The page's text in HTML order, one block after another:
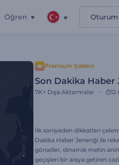
Öğren Oturum
Premium Şablon
Son Dakika Haber
7K+ Dışa Aktarmalar 12
İlk saniyeden dikkatleri
Dakika Haber Jeneriği ile
görseller, dinamik metin
geçişleri bir araya getiren